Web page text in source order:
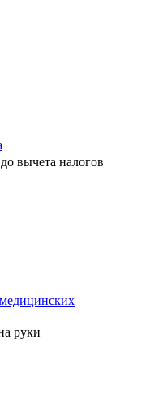
до вычета налогов
руки